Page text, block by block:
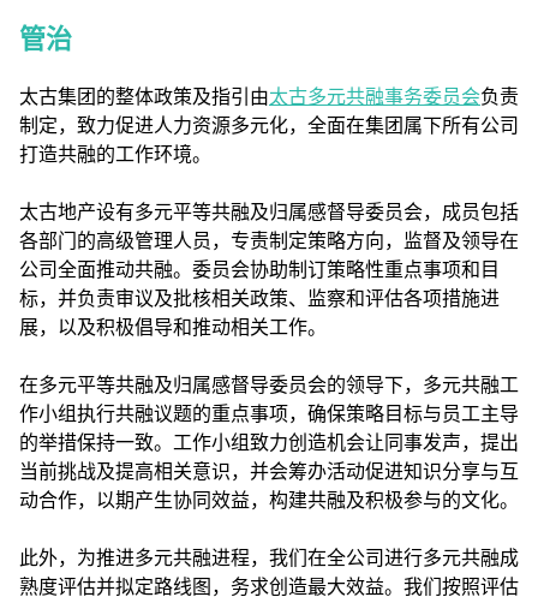
管治
太古集团的整体政策及指引由太古多元共融事务委员会负责
制定，致力促进人力资源多元化，全面在集团属下所有公司
打造共融的工作环境。
太古地产设有多元平等共融及归属感督导委员会，成员包括
各部门的高级管理人员，专责制定策略方向，监督及领导在
公司全面推动共融。委员会协助制订策略性重点事项和目
标，并负责审议及批核相关政策、监察和评估各项措施进
展，以及积极倡导和推动相关工作。
在多元平等共融及归属感督导委员会的领导下，多元共融工
作小组执行共融议题的重点事项，确保策略目标与员工主导
的举措保持一致。工作小组致力创造机会让同事发声，提出
当前挑战及提高相关意识，并会筹办活动促进知识分享与互
动合作，以期产生协同效益，构建共融及积极参与的文化。
此外，为推进多元共融进程，我们在全公司进行多元共融成
熟度评估并拟定路线图，务求创造最大效益。我们按照评估